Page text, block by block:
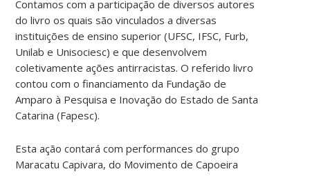
Contamos com a participação de diversos autores
do livro os quais são vinculados a diversas
instituições de ensino superior (UFSC, IFSC, Furb,
Unilab e Unisociesc) e que desenvolvem
coletivamente ações antirracistas. O referido livro
contou com o financiamento da Fundação de
Amparo à Pesquisa e Inovação do Estado de Santa
Catarina (Fapesc).
Esta ação contará com performances do grupo
Maracatu Capivara, do Movimento de Capoeira